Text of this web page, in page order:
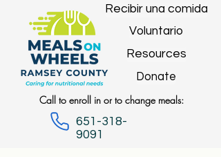
Recibir una comida
Voluntario
Resources
Donate
Call to enroll in or to change meals:
651-318-
9091